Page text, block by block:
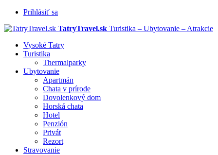
Prihlásiť sa
TatryTravel.sk Turistika – Ubytovanie – Atrakcie
Vysoké Tatry
Turistika
Thermalparky
Ubytovanie
Apartmán
Chata v prírode
Dovolenkový dom
Horská chata
Hotel
Penzión
Privát
Rezort
Stravovanie